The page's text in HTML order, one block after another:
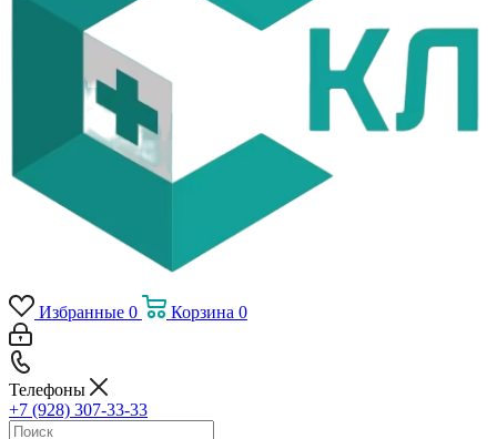
Избранные 0 Корзина 0
Телефоны
+7 (928) 307-33-33